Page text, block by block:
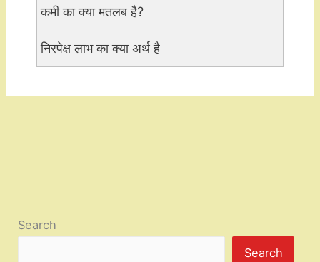
कमी का क्या मतलब है?
निरपेक्ष लाभ का क्या अर्थ है
Search
Search